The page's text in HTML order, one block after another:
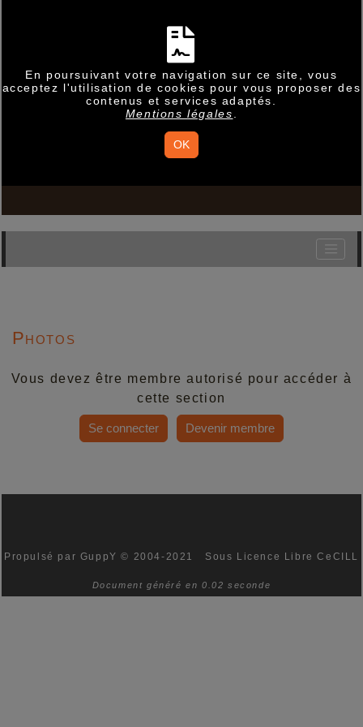
En poursuivant votre navigation sur ce site, vous
acceptez l'utilisation de cookies pour vous proposer des
contenus et services adaptés.
Mentions légales
OK
Photos
Vous devez être membre autorisé pour accéder à
cette section
Se connecter Devenir membre
Propulsé par GuppY© 2004-2021 Sous Licence Libre CeCILL
Document généré en 0.02 seconde